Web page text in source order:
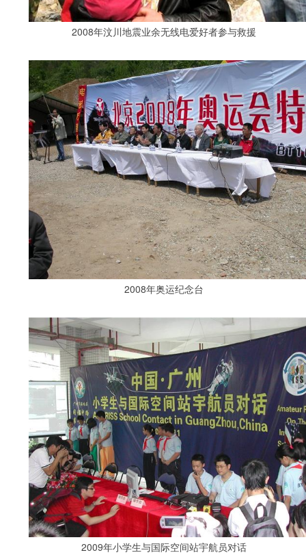
2008年汶川地震业余无线电爱好者参与救援
2008年奥运纪念台
2009年小学生与国际空间站宇航员对话